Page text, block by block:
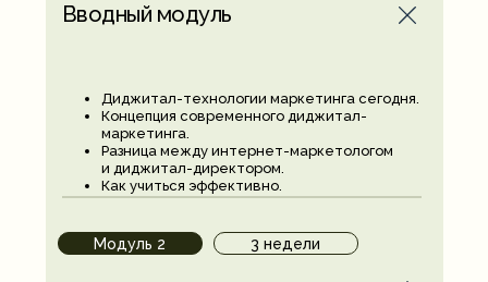
Вводный модуль
Диджитал-технологии маркетинга сегодня.
Концепция современного диджитал-
маркетинга.
Разница между интернет-маркетологом
и диджитал-директором.
Как учиться эффективно.
Модуль 2 3 недели